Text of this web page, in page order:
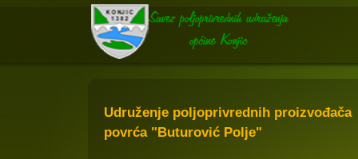
Udruženje poljoprivrednih proizvođača
povrća "Buturović Polje"